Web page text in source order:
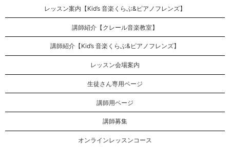
レッスン案内【Kid’s 音楽くらぶ&ピアノフレンズ】
講師紹介【クレール音楽教室】
講師紹介【Kid’s 音楽くらぶ&ピアノフレンズ】
レッスン会場案内
生徒さん専用ページ
講師用ページ
講師募集
オンラインレッスンコース